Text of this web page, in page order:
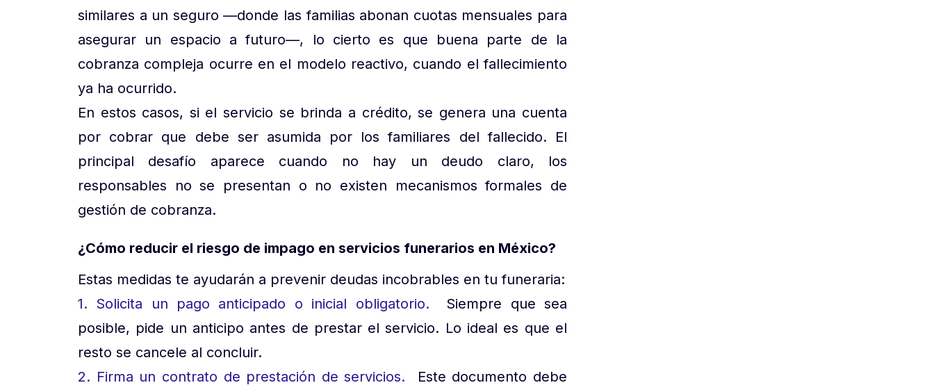
similares a un seguro —donde las familias abonan cuotas mensuales para
asegurar un espacio a futuro—, lo cierto es que buena parte de la
cobranza compleja ocurre en el modelo reactivo, cuando el fallecimiento
ya ha ocurrido.
En estos casos, si el servicio se brinda a crédito, se genera una cuenta
por cobrar que debe ser asumida por los familiares del fallecido. El
principal desafío aparece cuando no hay un deudo claro, los
responsables no se presentan o no existen mecanismos formales de
gestión de cobranza.
¿Cómo reducir el riesgo de impago en servicios funerarios en México?
Estas medidas te ayudarán a prevenir deudas incobrables en tu funeraria:
1. Solicita un pago anticipado o inicial obligatorio.
Siempre que sea
posible, pide un anticipo antes de prestar el servicio. Lo ideal es que el
resto se cancele al concluir.
2. Firma un contrato de prestación de servicios.
Este documento debe